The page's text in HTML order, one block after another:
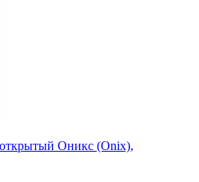
Оникс (Onix),